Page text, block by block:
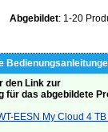
Abgebildet: 1-20
den Link zur
für das abgebildete
EESN My Cloud 4